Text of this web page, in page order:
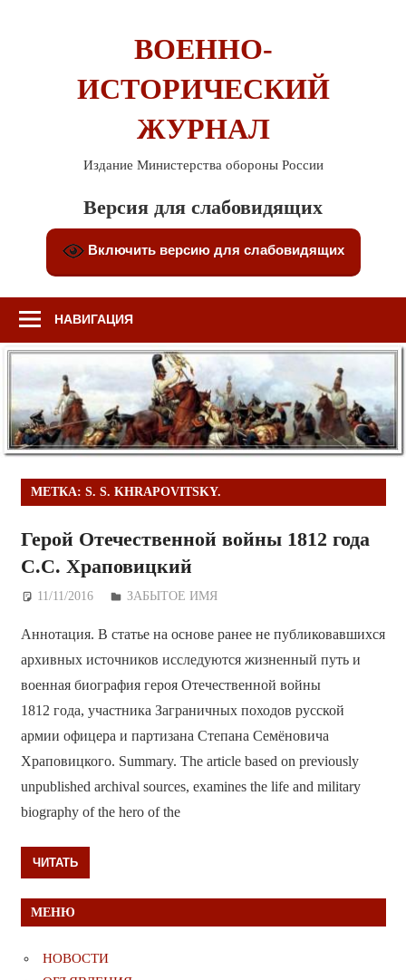
ВОЕННО-
ИСТОРИЧЕСКИЙ
ЖУРНАЛ
Издание Министерства обороны России
Версия для слабовидящих
Включить версию для слабовидящих
НАВИГАЦИЯ
МЕТКА: S. S. KHRAPOVITSKY.
Герой Отечественной войны 1812 года
С.С. Храповицкий
11/11/2016 Дежурный по Редакции
ЗАБЫТОЕ ИМЯ
Аннотация. В статье на основе ранее не публиковавшихся
архивных источников исследуются жизненный путь и
военная биография героя Отечественной войны
1812 года, участника Заграничных походов русской
армии офицера и партизана Степана Семёновича
Храповицкого. Summary. The article based on previously
unpublished archival sources, examines the life and military
biography of the hero of the
ЧИТАТЬ
МЕНЮ
НОВОСТИ